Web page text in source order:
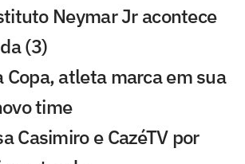
Neymar Jr acontece
(3)
Copa, atleta marca em sua
time
Casimiro e CazéTV por